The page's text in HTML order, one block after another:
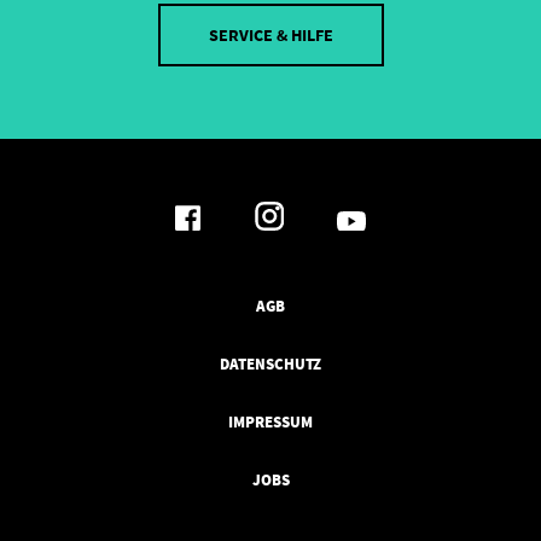
SERVICE & HILFE
AGB
DATENSCHUTZ
IMPRESSUM
JOBS